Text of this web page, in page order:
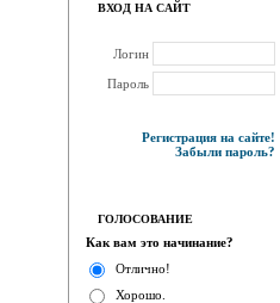
ВХОД НА САЙТ
Логин
Пароль
Регистрация на сайте!
Забыли пароль?
ГОЛОСОВАНИЕ
Как вам это начинание?
Отлично!
Хорошо.